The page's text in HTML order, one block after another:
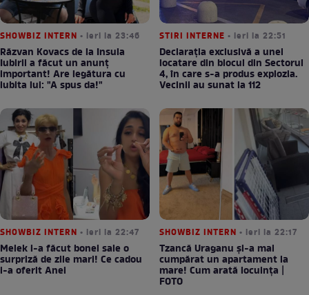
SHOWBIZ INTERN • ieri la 23:46
Răzvan Kovacs de la Insula
Iubirii a făcut un anunț
important! Are legătura cu
iubita lui: "A spus da!"
STIRI INTERNE • ieri la 22:51
Declarația exclusivă a unei
locatare din blocul din Sectorul
4, în care s-a produs explozia.
Vecinii au sunat la 112
SHOWBIZ INTERN • ieri la 22:47
Melek i-a făcut bonei sale o
surpriză de zile mari! Ce cadou
i-a oferit Anei
SHOWBIZ INTERN • ieri la 22:17
Tzancă Uraganu și-a mai
cumpărat un apartament la
mare! Cum arată locuința |
FOTO